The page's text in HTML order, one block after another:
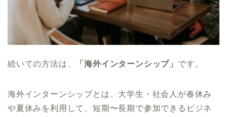
続いての方法は、 「海外インターンシップ」 です。
海外インターンシップとは、大学生・社会人が春休み
や夏休みを利用して、短期〜長期で参加できるビジネ